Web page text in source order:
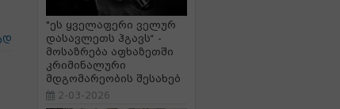
"ეს ყველაფერი ველურ
დასავლეთს ჰგავს“ -
მოსაზრება აფხაზეთში
კრიმინალური
მდგომარეობის შესახებ
2-03-2026